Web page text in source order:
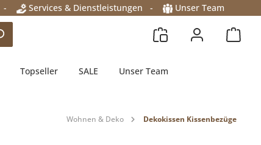
- Services & Dienstleistungen - Unser Team
Topseller SALE Unser Team
Wohnen & Deko Dekokissen Kissenbezüge